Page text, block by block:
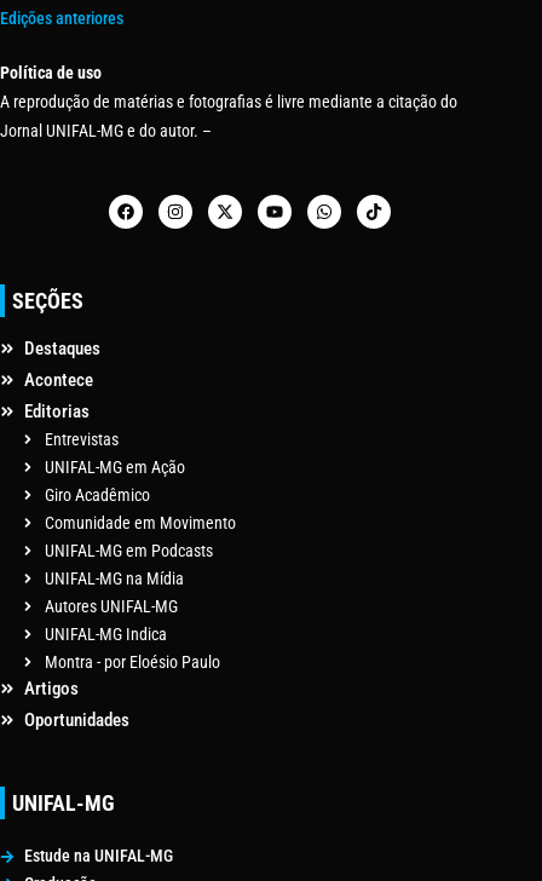
Edições anteriores
Política de uso
A reprodução de matérias e fotografias é livre mediante a citação do
Jornal UNIFAL-MG e do autor. –
SEÇÕES
Destaques
Acontece
Editorias
Entrevistas
UNIFAL-MG em Ação
Giro Acadêmico
Comunidade em Movimento
UNIFAL-MG em Podcasts
UNIFAL-MG na Mídia
Autores UNIFAL-MG
UNIFAL-MG Indica
Montra - por Eloésio Paulo
Artigos
Oportunidades
UNIFAL-MG
Estude na UNIFAL-MG